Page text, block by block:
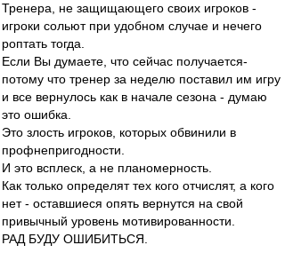
Тренера, не защищающего своих игроков -
игроки сольют при удобном случае и нечего
роптать тогда.
Если Вы думаете, что сейчас получается-
потому что тренер за неделю поставил им игру
и все вернулось как в начале сезона - думаю
это ошибка.
Это злость игроков, которых обвинили в
профнепригодности.
И это всплеск, а не планомерность.
Как только определят тех кого отчислят, а кого
нет - оставшиеся опять вернутся на свой
привычный уровень мотивированности.
РАД БУДУ ОШИБИТЬСЯ.